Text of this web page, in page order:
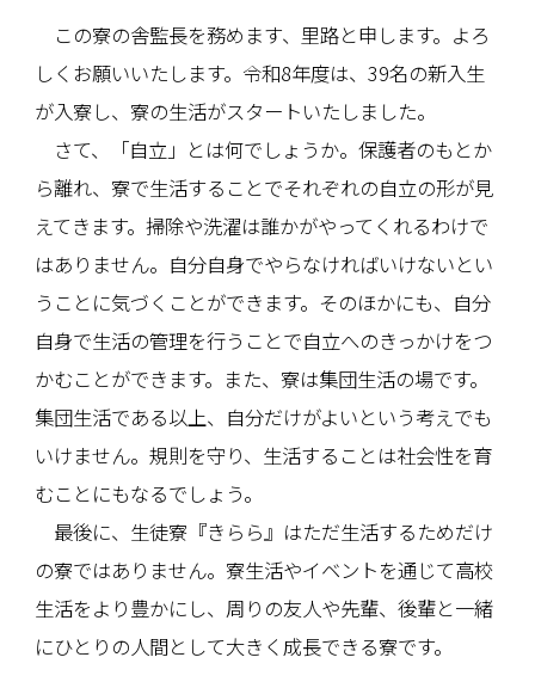
この寮の舎監長を務めます、里路と申します。よろ
しくお願いいたします。令和8年度は、39名の新入生
が入寮し、寮の生活がスタートいたしました。
さて、「自立」とは何でしょうか。保護者のもとか
ら離れ、寮で生活することでそれぞれの自立の形が見
えてきます。掃除や洗濯は誰かがやってくれるわけで
はありません。自分自身でやらなければいけないとい
うことに気づくことができます。そのほかにも、自分
自身で生活の管理を行うことで自立へのきっかけをつ
かむことができます。また、寮は集団生活の場です。
集団生活である以上、自分だけがよいという考えでも
いけません。規則を守り、生活することは社会性を育
むことにもなるでしょう。
最後に、生徒寮『きらら』はただ生活するためだけ
の寮ではありません。寮生活やイベントを通じて高校
生活をより豊かにし、周りの友人や先輩、後輩と一緒
にひとりの人間として大きく成長できる寮です。